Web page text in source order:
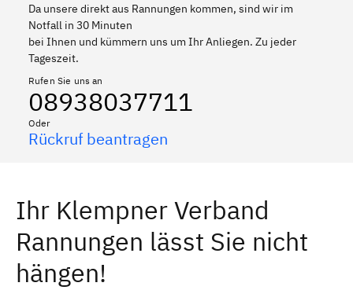
Da unsere direkt aus Rannungen kommen, sind wir im
Notfall in 30 Minuten
bei Ihnen und kümmern uns um Ihr Anliegen. Zu jeder
Tageszeit.
Rufen Sie uns an
08938037711
Oder
Rückruf beantragen
Ihr Klempner Verband
Rannungen lässt Sie nicht
hängen!